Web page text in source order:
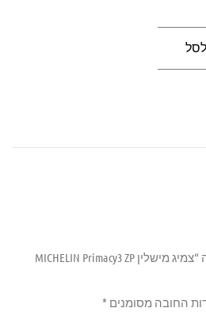
היה הראשון לכתוב סקירה “צמיג מישלין MICHELIN Primacy3 ZP
החובה מסומנים*